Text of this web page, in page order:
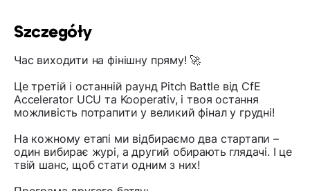
Szczegóły
Час виходити на фінішну пряму! 🚀
Це третій і останній раунд Pitch Battle від CfE
Accelerator UCU та Kooperativ, і твоя остання
можливість потрапити у великий фінал у грудні!
На кожному етапі ми відбираємо два стартапи –
один вибирає журі, а другий обирають глядачі. І це
твій шанс, щоб стати одним з них!